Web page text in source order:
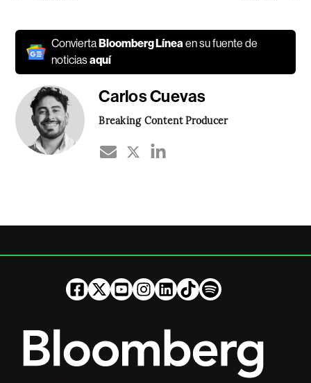
ConviertaBloomberg Líneaen su fuente de
noticiasaquí
Carlos Cuevas
Breaking Content Producer